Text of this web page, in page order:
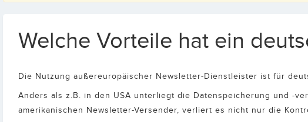
Welche Vorteile hat ein
Die Nutzung außereuropäischer Newsletter-Dienstleister ist für
Anders als z.B. in den USA unterliegt die Datenspeicherung und -
amerikanischen Newsletter-Versender, verliert es nicht nur die